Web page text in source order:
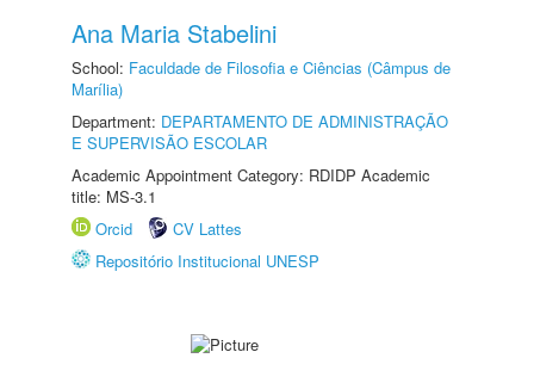
Ana Maria Stabelini
School: Faculdade de Filosofia e Ciências (Câmpus de
Marília)
Department: DEPARTAMENTO DE ADMINISTRAÇÃO
E SUPERVISÃO ESCOLAR
Academic Appointment Category: RDIDP Academic
title: MS-3.1
Orcid
CV Lattes
Repositório Institucional UNESP